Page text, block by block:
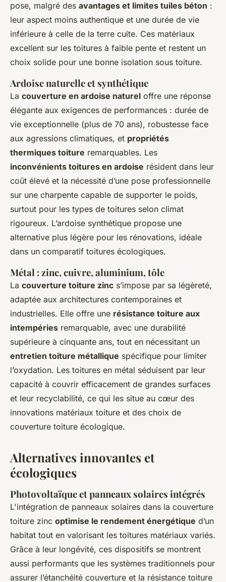
pose, malgré des avantages et limites tuiles béton :
leur aspect moins authentique et une durée de vie
inférieure à celle de la terre cuite. Ces matériaux
excellent sur les toitures à faible pente et restent un
choix solide pour une bonne isolation sous toiture.
Ardoise naturelle et synthétique
La couverture en ardoise naturel offre une réponse
élégante aux exigences de performances : durée de
vie exceptionnelle (plus de 70 ans), robustesse face
aux agressions climatiques, et propriétés
thermiques toiture remarquables. Les
inconvénients toitures en ardoise résident dans leur
coût élevé et la nécessité d’une pose professionnelle
sur une charpente capable de supporter le poids,
surtout pour les types de toitures selon climat
rigoureux. L’ardoise synthétique propose une
alternative plus légère pour les rénovations, idéale
dans un comparatif toitures écologiques.
Métal : zinc, cuivre, aluminium, tôle
La couverture toiture zinc s’impose par sa légèreté,
adaptée aux architectures contemporaines et
industrielles. Elle offre une résistance toiture aux
intempéries remarquable, avec une durabilité
supérieure à cinquante ans, tout en nécessitant un
entretien toiture métallique spécifique pour limiter
l’oxydation. Les toitures en métal séduisent par leur
capacité à couvrir efficacement de grandes surfaces
et leur recyclabilité, ce qui les situe au cœur des
innovations matériaux toiture et des choix de
couverture toiture écologique.
Alternatives innovantes et
écologiques
Photovoltaïque et panneaux solaires intégrés
L'intégration de panneaux solaires dans la couverture
toiture zinc optimise le rendement énergétique d’un
habitat tout en valorisant les toitures matériaux variés.
Grâce à leur longévité, ces dispositifs se montrent
aussi performants que les systèmes traditionnels pour
assurer l’étanchéité couverture et la résistance toiture